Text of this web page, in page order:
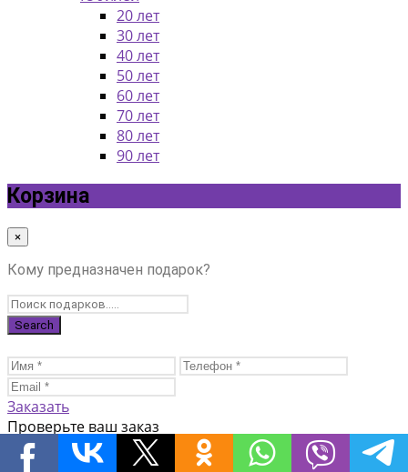
20 лет
30 лет
40 лет
50 лет
60 лет
70 лет
80 лет
90 лет
Корзина
×
Кому предназначен подарок?
Заказать
Проверьте ваш заказ
Доставка в пределах пешей доступности от метро